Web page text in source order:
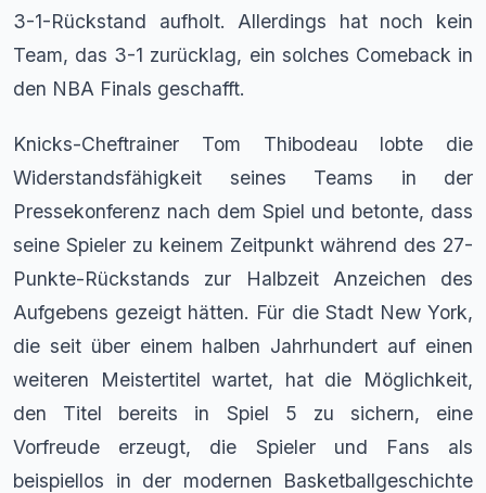
3-1-Rückstand aufholt. Allerdings hat noch kein
Team, das 3-1 zurücklag, ein solches Comeback in
den NBA Finals geschafft.
Knicks-Cheftrainer Tom Thibodeau lobte die
Widerstandsfähigkeit seines Teams in der
Pressekonferenz nach dem Spiel und betonte, dass
seine Spieler zu keinem Zeitpunkt während des 27-
Punkte-Rückstands zur Halbzeit Anzeichen des
Aufgebens gezeigt hätten. Für die Stadt New York,
die seit über einem halben Jahrhundert auf einen
weiteren Meistertitel wartet, hat die Möglichkeit,
den Titel bereits in Spiel 5 zu sichern, eine
Vorfreude erzeugt, die Spieler und Fans als
beispiellos in der modernen Basketballgeschichte